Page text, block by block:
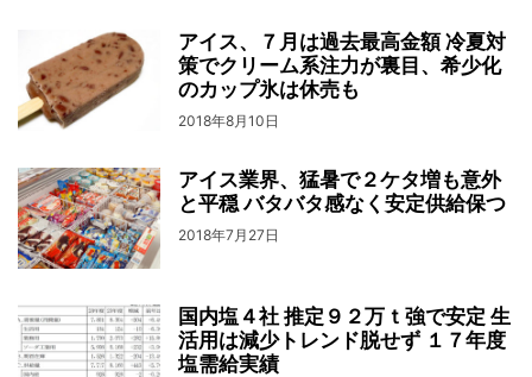
アイス、７月は過去最高金額 冷夏対
策でクリーム系注力が裏目、希少化
のカップ氷は休売も
2018年8月10日
アイス業界、猛暑で２ケタ増も意外
と平穏 バタバタ感なく安定供給保つ
2018年7月27日
国内塩４社 推定９２万ｔ強で安定 生
活用は減少トレンド脱せず １７年度
塩需給実績